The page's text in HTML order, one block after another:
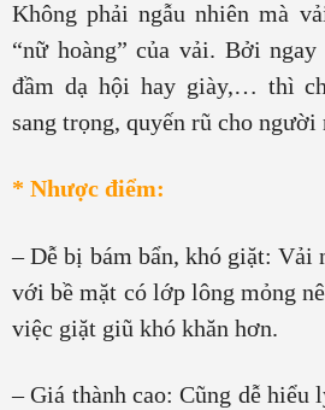
Không phải ngẫu nhiên mà
“nữ hoàng” của vải. Bởi
đầm dạ hội hay giày,… thì
sang trọng, quyến rũ cho người
* Nhược điểm:
– Dễ bị bám bẩn, khó giặt: Vải
với bề mặt có lớp lông mỏng
việc giặt giũ khó khăn hơn.
– Giá thành cao: Cũng dễ hiểu